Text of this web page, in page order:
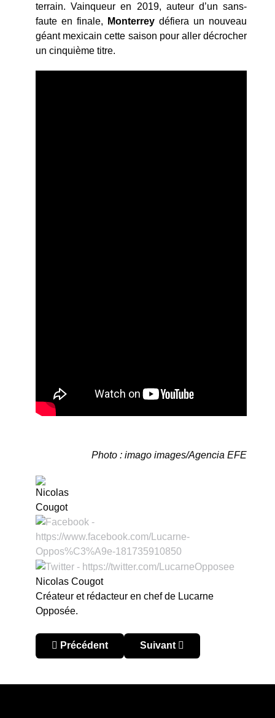
terrain. Vainqueur en 2019, auteur d’un sans-
faute en finale,
Monterrey défiera un nouveau
géant mexicain cette saison pour aller décrocher
un cinquième titre.
Photo : imago images/Agencia EFE
Nicolas Cougot
Créateur et rédacteur en chef de Lucarne
Opposée.
Article précédent : CONCACAF Champions
Précédent Article suivant :
Suivant